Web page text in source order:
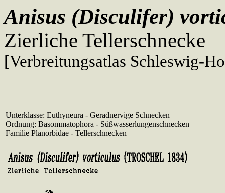
Anisus (Disculifer)
Zierliche Tellerschnecke
[Verbreitungsatlas Schleswig-
Unterklasse: Euthyneura - Geradnervige Schnecken
Ordnung: Basommatophora - Süßwasserlungenschnecken
Familie Planorbidae - Tellerschnecken